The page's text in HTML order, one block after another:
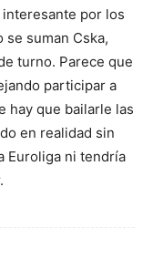
por los
suman Cska,
turno. Parece que
participar a
hay que bailarle las
en realidad sin
Euroliga ni tendría